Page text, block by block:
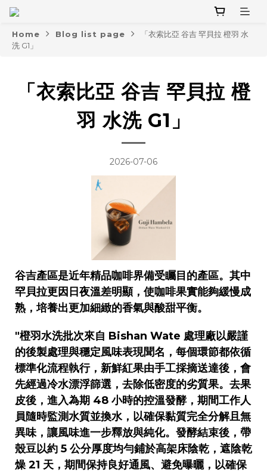
Home Blog list page
「衣索比亞 谷吉 罕貝拉 橙羽 水
洗 G1」
「衣索比亞 谷吉 罕貝拉 橙
羽 水洗 G1」
2026-07-06
谷吉產區是近年精品咖啡界備受矚目的產區。其中
罕貝拉更因日夜溫差明顯，使咖啡果實能夠緩慢成
熟，培養出更加細緻的香氣與酸甜平衡。
"橙羽水洗批次來自 Bishan Wate 處理廠以嚴謹
的後製處理與穩定風味表現聞名，每個環節都依循
標準化流程執行，新鮮紅果由手工採摘送達後，會
先經過冷水漂浮篩選，去除低密度的劣質果。去果
皮後，進入為期 48 小時的控溫發酵，期間工作人
員隨時監測水質並換水，以確保黏質完全分解且無
異味，讓風味進一步釋放與純化。發酵結束後，帶
殼豆以約 5 公分厚度均勻鋪於高架床陰乾，遮陰乾
燥 21 天，期間保持良好通風、避免曝曬，以確保